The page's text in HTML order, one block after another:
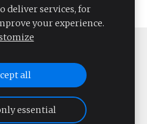
ALPHEN 2026
deliver services, for
your experience.
all
essential